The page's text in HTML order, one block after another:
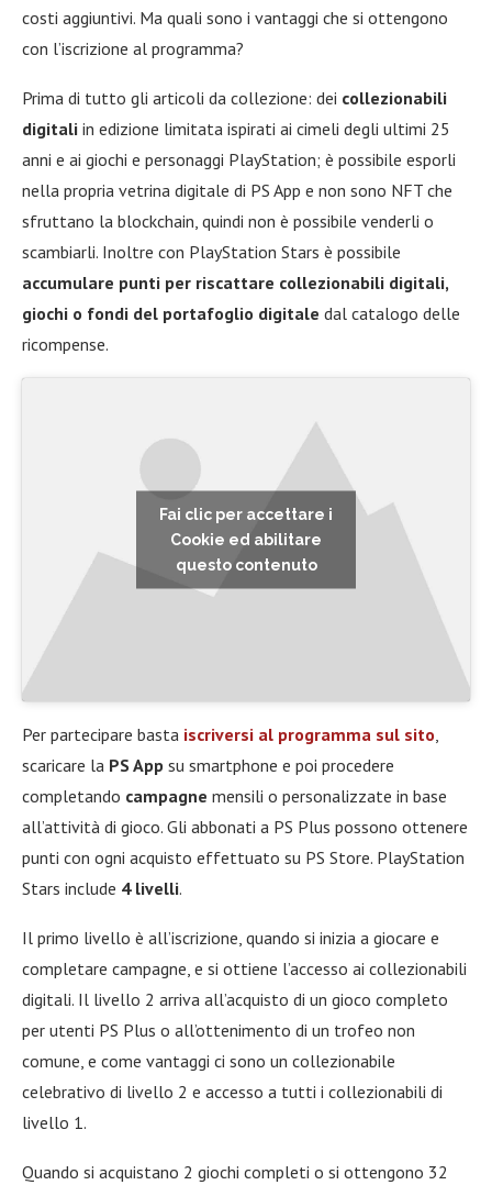
costi aggiuntivi. Ma quali sono i vantaggi che si ottengono
con l’iscrizione al programma?
Prima di tutto gli articoli da collezione: dei collezionabili
digitali in edizione limitata ispirati ai cimeli degli ultimi 25
anni e ai giochi e personaggi PlayStation; è possibile esporli
nella propria vetrina digitale di PS App e non sono NFT che
sfruttano la blockchain, quindi non è possibile venderli o
scambiarli. Inoltre con PlayStation Stars è possibile
accumulare punti per riscattare collezionabili digitali,
giochi o fondi del portafoglio digitale dal catalogo delle
ricompense.
Fai clic per accettare i
Cookie ed abilitare
questo contenuto
Per partecipare basta iscriversi al programma sul sito,
scaricare la PS App su smartphone e poi procedere
completando campagne mensili o personalizzate in base
all’attività di gioco. Gli abbonati a PS Plus possono ottenere
punti con ogni acquisto effettuato su PS Store. PlayStation
Stars include 4 livelli.
Il primo livello è all’iscrizione, quando si inizia a giocare e
completare campagne, e si ottiene l’accesso ai collezionabili
digitali. Il livello 2 arriva all’acquisto di un gioco completo
per utenti PS Plus o all’ottenimento di un trofeo non
comune, e come vantaggi ci sono un collezionabile
celebrativo di livello 2 e accesso a tutti i collezionabili di
livello 1.
Quando si acquistano 2 giochi completi o si ottengono 32